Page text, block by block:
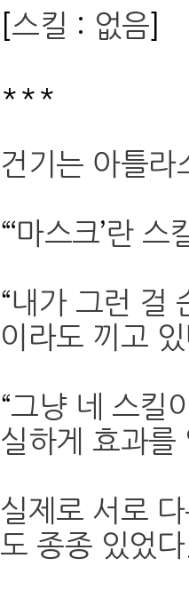
스킬 : 없음
***
건기는 아틀라
“‘마스크’란 스
“내가 그런 걸
이라도 끼고 있
“그냥 네 스킬
실하게 효과를
실제로 서로
도 종종 있었다.